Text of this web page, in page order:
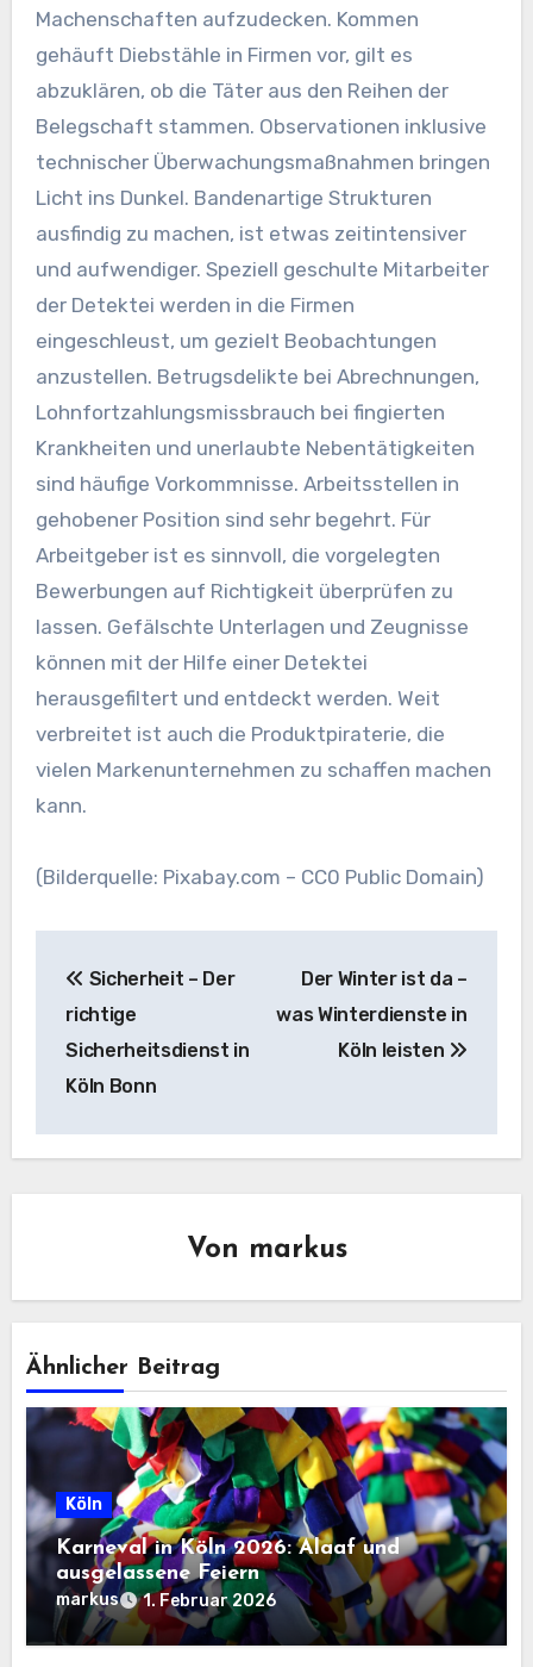
Machenschaften aufzudecken. Kommen
gehäuft Diebstähle in Firmen vor, gilt es
abzuklären, ob die Täter aus den Reihen der
Belegschaft stammen. Observationen inklusive
technischer Überwachungsmaßnahmen bringen
Licht ins Dunkel. Bandenartige Strukturen
ausfindig zu machen, ist etwas zeitintensiver
und aufwendiger. Speziell geschulte Mitarbeiter
der Detektei werden in die Firmen
eingeschleust, um gezielt Beobachtungen
anzustellen. Betrugsdelikte bei Abrechnungen,
Lohnfortzahlungsmissbrauch bei fingierten
Krankheiten und unerlaubte Nebentätigkeiten
sind häufige Vorkommnisse. Arbeitsstellen in
gehobener Position sind sehr begehrt. Für
Arbeitgeber ist es sinnvoll, die vorgelegten
Bewerbungen auf Richtigkeit überprüfen zu
lassen. Gefälschte Unterlagen und Zeugnisse
können mit der Hilfe einer Detektei
herausgefiltert und entdeckt werden. Weit
verbreitet ist auch die Produktpiraterie, die
vielen Markenunternehmen zu schaffen machen
kann.
(Bilderquelle: Pixabay.com – CC0 Public Domain)
Sicherheit – Der
richtige
Sicherheitsdienst in
Köln Bonn
Der Winter ist da –
was Winterdienste in
Köln leisten
Von markus
Ähnlicher Beitrag
Köln
Karneval in Köln 2026: Alaaf und
ausgelassene Feiern
markus 1. Februar 2026